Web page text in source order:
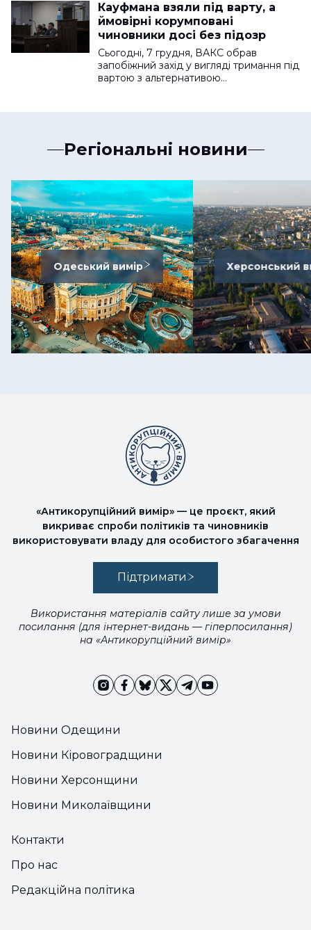
Кауфмана взяли під варту, а
ймовірні корумповані
чиновники досі без підозр
Сьогодні, 7 грудня, ВАКС обрав
запобіжний захід у вигляді тримання під
вартою з альтернативою…
Регіональні новини
Одеський вимір Херсонський
Новини Одещини
Новини Кіровоградщини
Новини Херсонщини
Новини Миколаївщини
«Антикорупційний вимір» — це проєкт, який
викриває спроби політиків та чиновників
використовувати владу для особистого збагачення
Підтримати
Використання матеріалів сайту лише за умови
посилання (для інтернет-видань — гіперпосилання)
на «Антикорупційний вимір»
Контакти
Про нас
Редакційна політика